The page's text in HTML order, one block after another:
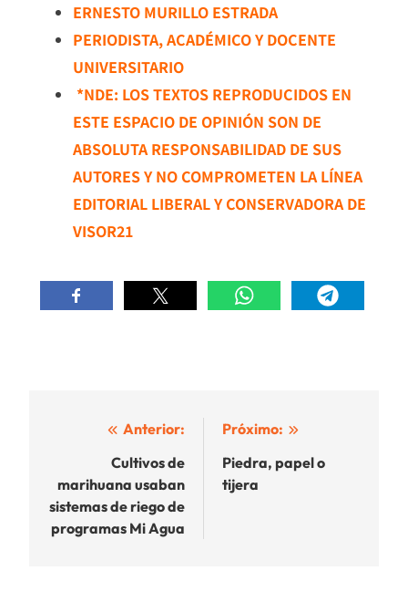
ERNESTO MURILLO ESTRADA
PERIODISTA, ACADÉMICO Y DOCENTE
UNIVERSITARIO
*NDE: LOS TEXTOS REPRODUCIDOS EN
ESTE ESPACIO DE OPINIÓN SON DE
ABSOLUTA RESPONSABILIDAD DE SUS
AUTORES Y NO COMPROMETEN LA LÍNEA
EDITORIAL LIBERAL Y CONSERVADORA DE
VISOR21
Navegación
entradas
Anterior:
Cultivos de
marihuana usaban
sistemas de riego de
programas Mi Agua
Próximo:
Piedra, papel o
tijera